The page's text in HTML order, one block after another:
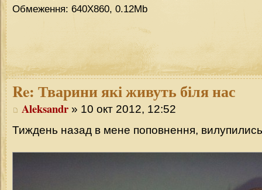
Обмеження: 640Х860, 0.12Mb
Re: Тварини які живуть біля нас
Aleksandr » 10 окт 2012, 12:52
Тиждень назад в мене поповнення,